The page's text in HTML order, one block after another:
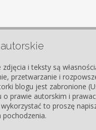
zdjęcia i teksty są
przetwarzanie i
blogu jest zabronione
o prawie autorskim i
to proszę
pochodzenia.